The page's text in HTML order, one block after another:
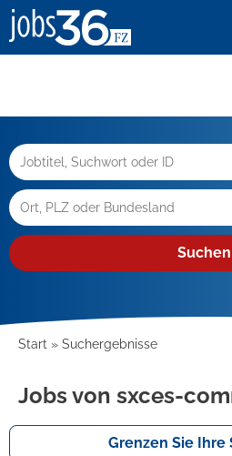
Suchen
Start Suchergebnisse
Jobs von sxces-
Grenzen Sie Ihre